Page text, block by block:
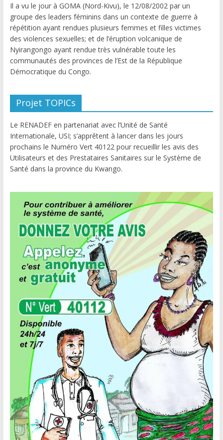
Il a vu le jour à GOMA (Nord-Kivu), le 12/08/2002 par un
groupe des leaders féminins dans un contexte de guerre à
répétition ayant rendues plusieurs femmes et filles victimes
des violences sexuelles; et de l’éruption volcanique de
Nyirangongo ayant rendue très vulnérable toute les
communautés des provinces de l’Est de la République
Démocratique du Congo.
Projet TOPICs
Le RENADEF en partenariat avec l’Unité de Santé
Internationale, USI; s’apprêtent à lancer dans les jours
prochains le Numéro Vert 40122 pour recueillir les avis des
Utilisateurs et des Prestataires Sanitaires sur le Système de
Santé dans la province du Kwango.